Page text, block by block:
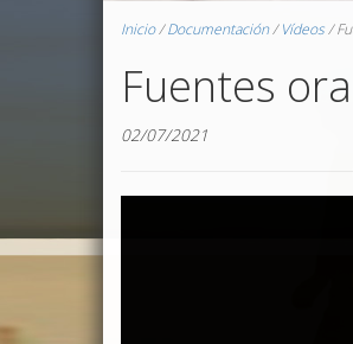
Inicio/Documentación/Vídeos/
Fuentes
02/07/2021